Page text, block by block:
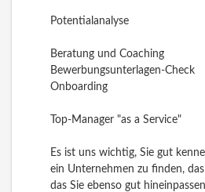
Potentialanalyse
Beratung und Coaching
Bewerbungsunterlagen-Check
Onboarding
Top-Manager "as a Service"
Es ist uns wichtig, Sie gut
ein Unternehmen zu finden,
das Sie ebenso gut